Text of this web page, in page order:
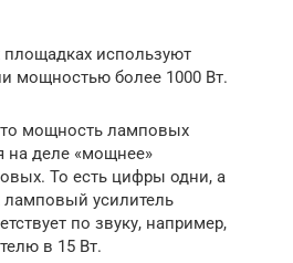
используют
мощностью более 1000 Вт.
мощность ламповых
на деле «мощнее»
То есть цифры одни, а
усилитель
по звуку, например,
в 15 Вт.